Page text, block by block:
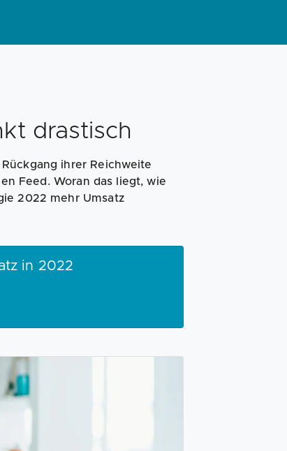
drastisch
ihrer Reichweite
Feed. Woran das liegt, wie
2022 mehr Umsatz
in 2022